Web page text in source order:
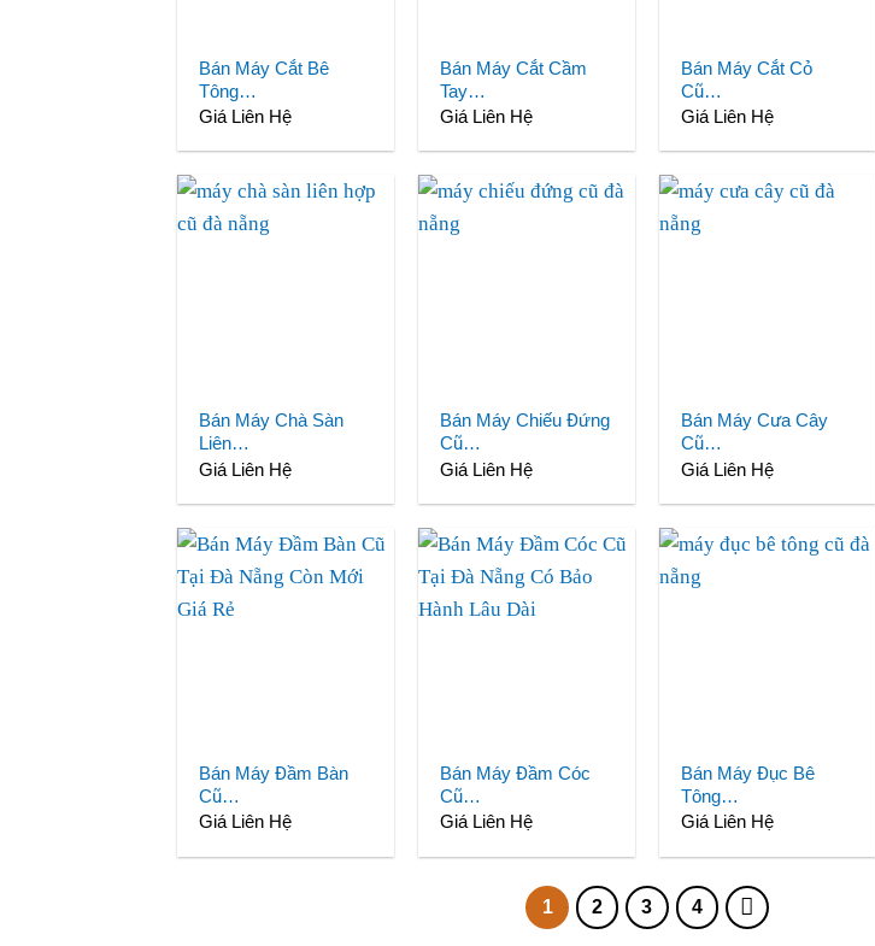
Bán Máy Cắt Bê
Tông…
Giá Liên Hệ
Bán Máy Cắt Cầm
Tay…
Giá Liên Hệ
Bán Máy Cắt Cỏ
Cũ…
Giá Liên Hệ
Bán Máy Chà Sàn
Liên…
Giá Liên Hệ
Bán Máy Chiếu Đứng
Cũ…
Giá Liên Hệ
Bán Máy Cưa Cây
Cũ…
Giá Liên Hệ
Bán Máy Đầm Bàn
Cũ…
Giá Liên Hệ
Bán Máy Đầm Cóc
Cũ…
Giá Liên Hệ
Bán Máy Đục Bê
Tông…
Giá Liên Hệ
1 2 3 4